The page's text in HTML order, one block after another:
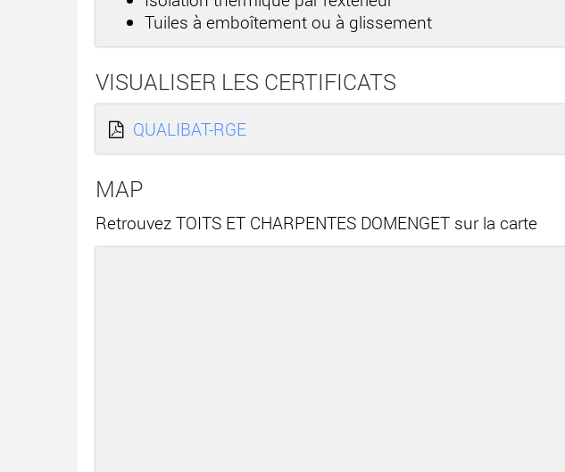
Tuiles à emboîtement ou à glissement
VISUALISER LES CERTIFICATS
QUALIBAT-RGE
MAP
Retrouvez TOITS ET CHARPENTES DOMENGET sur la carte